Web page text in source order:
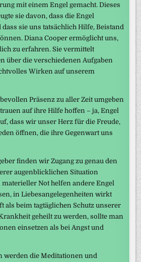
mit einem Engel gemacht. Dieses
sie davon, dass die Engel
sie uns tatsächlich Hilfe, Beistand
Diana Cooper ermöglicht uns,
zu erfahren. Sie vermittelt
über die verschiedenen Aufgaben
Wirken auf unserem
Präsenz zu aller Zeit umgeben
auf ihre Hilfe hoffen – ja, Engel
dass wir unser Herz für die Freude,
öffnen, die ihre Gegenwart uns
finden wir Zugang zu genau den
augenblicklichen Situation
Not helfen andere Engel
in Liebesangelegenheiten wirkt
als beim tagtäglichen Schutz unserer
geheilt zu werden, sollte man
einsetzen als bei Angst und
werden die Meditationen und